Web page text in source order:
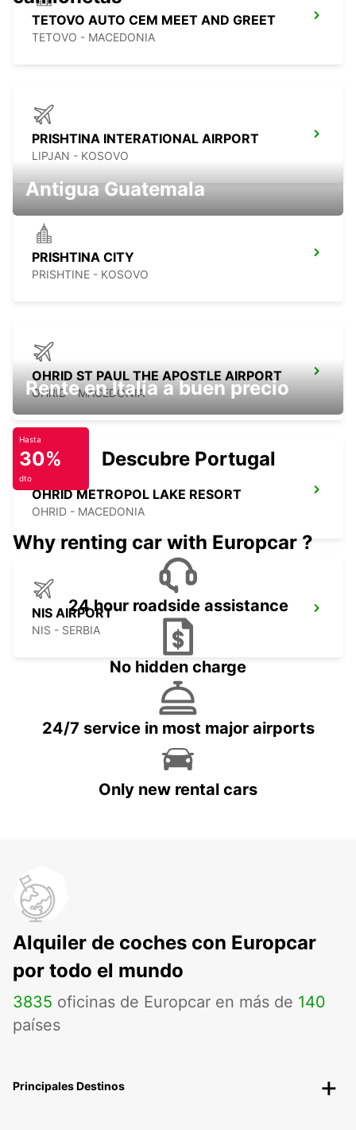
TETOVO AUTO CEM MEET AND GREET
TETOVO - MACEDONIA
PRISHTINA INTERATIONAL AIRPORT
LIPJAN - KOSOVO
PRISHTINA CITY
PRISHTINE - KOSOVO
OHRID ST PAUL THE APOSTLE AIRPORT
OHRID - MACEDONIA
OHRID METROPOL LAKE RESORT
OHRID - MACEDONIA
NIS AIRPORT
NIS - SERBIA
Antigua Guatemala
Rente en Italia a buen precio
Hasta
30%
dto
Descubre Portugal
Why renting car with Europcar ?
24 hour roadside assistance
No hidden charge
24/7 service in most major airports
Only new rental cars
Alquiler de coches con Europcar
por todo el mundo
3835 oficinas de Europcar en más de 140
países
Principales Destinos